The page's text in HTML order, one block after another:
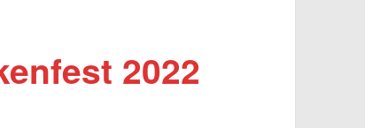
2022